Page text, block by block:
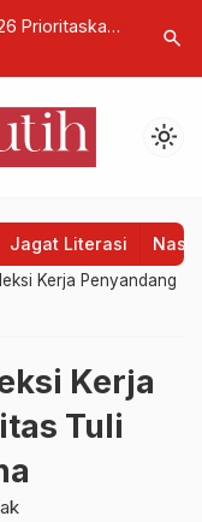
Prioritaskan
Cucun
search
light_mode
Jagat Literasi
Kerja Penyandang
Kerja
Tuli